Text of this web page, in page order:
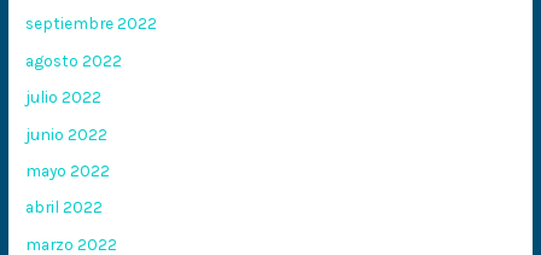
septiembre 2022
agosto 2022
julio 2022
junio 2022
mayo 2022
abril 2022
marzo 2022